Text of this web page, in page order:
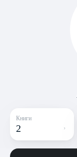
Книги
2